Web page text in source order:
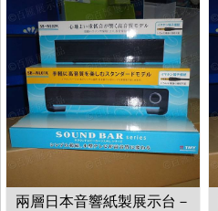
兩層日本音響紙製展示台－